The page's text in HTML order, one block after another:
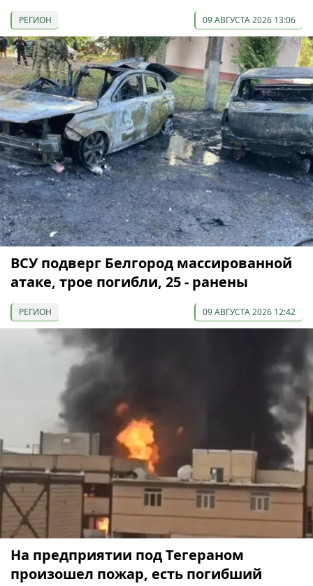
РЕГИОН 09 АВГУСТА 2026 13:06
ВСУ подверг Белгород массированной
атаке, трое погибли, 25 - ранены
РЕГИОН 09 АВГУСТА 2026 12:42
На предприятии под Тегераном
произошел пожар, есть погибший